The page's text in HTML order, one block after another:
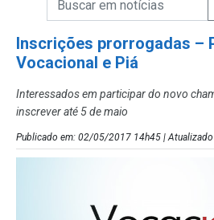
Inscrições prorrogadas –
Vocacional e Piá
Interessados em participar do novo
inscrever até 5 de maio
Publicado em: 02/05/2017 14h45 |